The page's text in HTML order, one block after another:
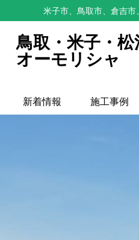
米子市、鳥取市、倉吉
鳥取・米子・
オーモリシャ
新着情報 施工事例